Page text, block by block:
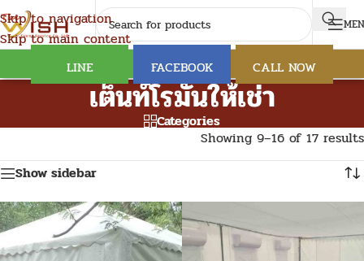
Skip to navigation
Skip to main content
LINE FACEBOOK CALL NOW
เต็นท์โรมันให้เช่า
Categories
Showing 9–16 of 17 results
Show sidebar